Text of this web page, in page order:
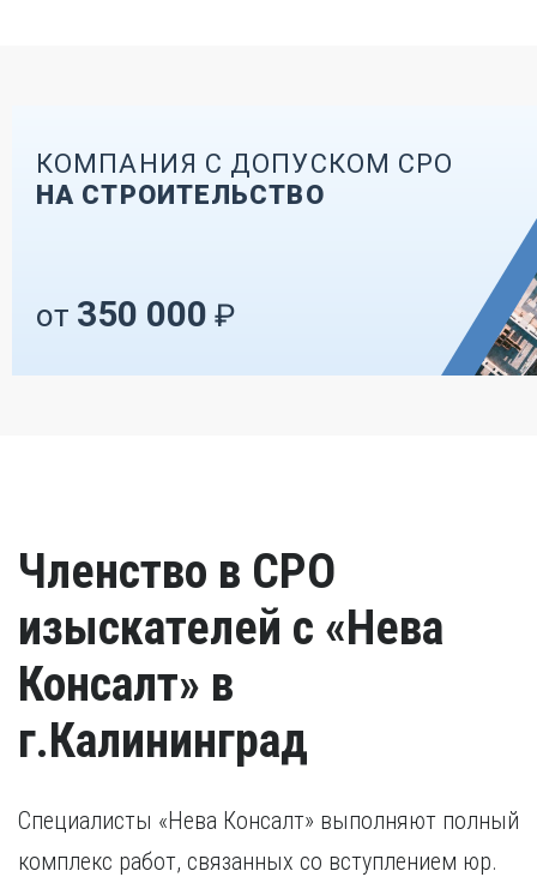
КОМПАНИЯ С ДОПУСКОМ СРО
НА СТРОИТЕЛЬСТВО
от 350 000 ₽
Членство в СРО
изыскателей с «Нева
Консалт» в
г.Калининград
Специалисты «Нева Консалт» выполняют полный
комплекс работ, связанных со вступлением юр.